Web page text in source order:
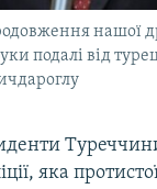
нашої
подалі від
яка